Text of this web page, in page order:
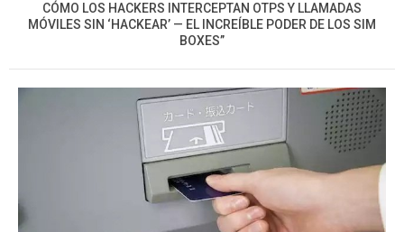
CÓMO LOS HACKERS INTERCEPTAN OTPS Y LLAMADAS
MÓVILES SIN ‘HACKEAR’ — EL INCREÍBLE PODER DE LOS SIM
BOXES”